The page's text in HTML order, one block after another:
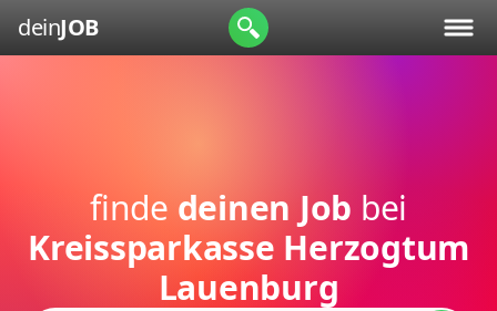
deinJOB
finde deinen Job bei
Kreissparkasse Herzogtum
Lauenburg